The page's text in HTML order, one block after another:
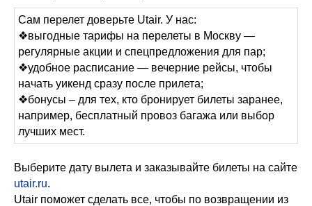
Сам перелет доверьте Utair. У нас:
❖выгодные тарифы на перелеты в Москву —
регулярные акции и спецпредложения для пар;
❖удобное расписание — вечерние рейсы, чтобы
начать уикенд сразу после прилета;
❖бонусы – для тех, кто бронирует билеты заранее,
например, бесплатный провоз багажа или выбор
лучших мест.
Выберите дату вылета и заказывайте билеты на сайте
utair.ru.
Utair поможет сделать все, чтобы по возвращении из